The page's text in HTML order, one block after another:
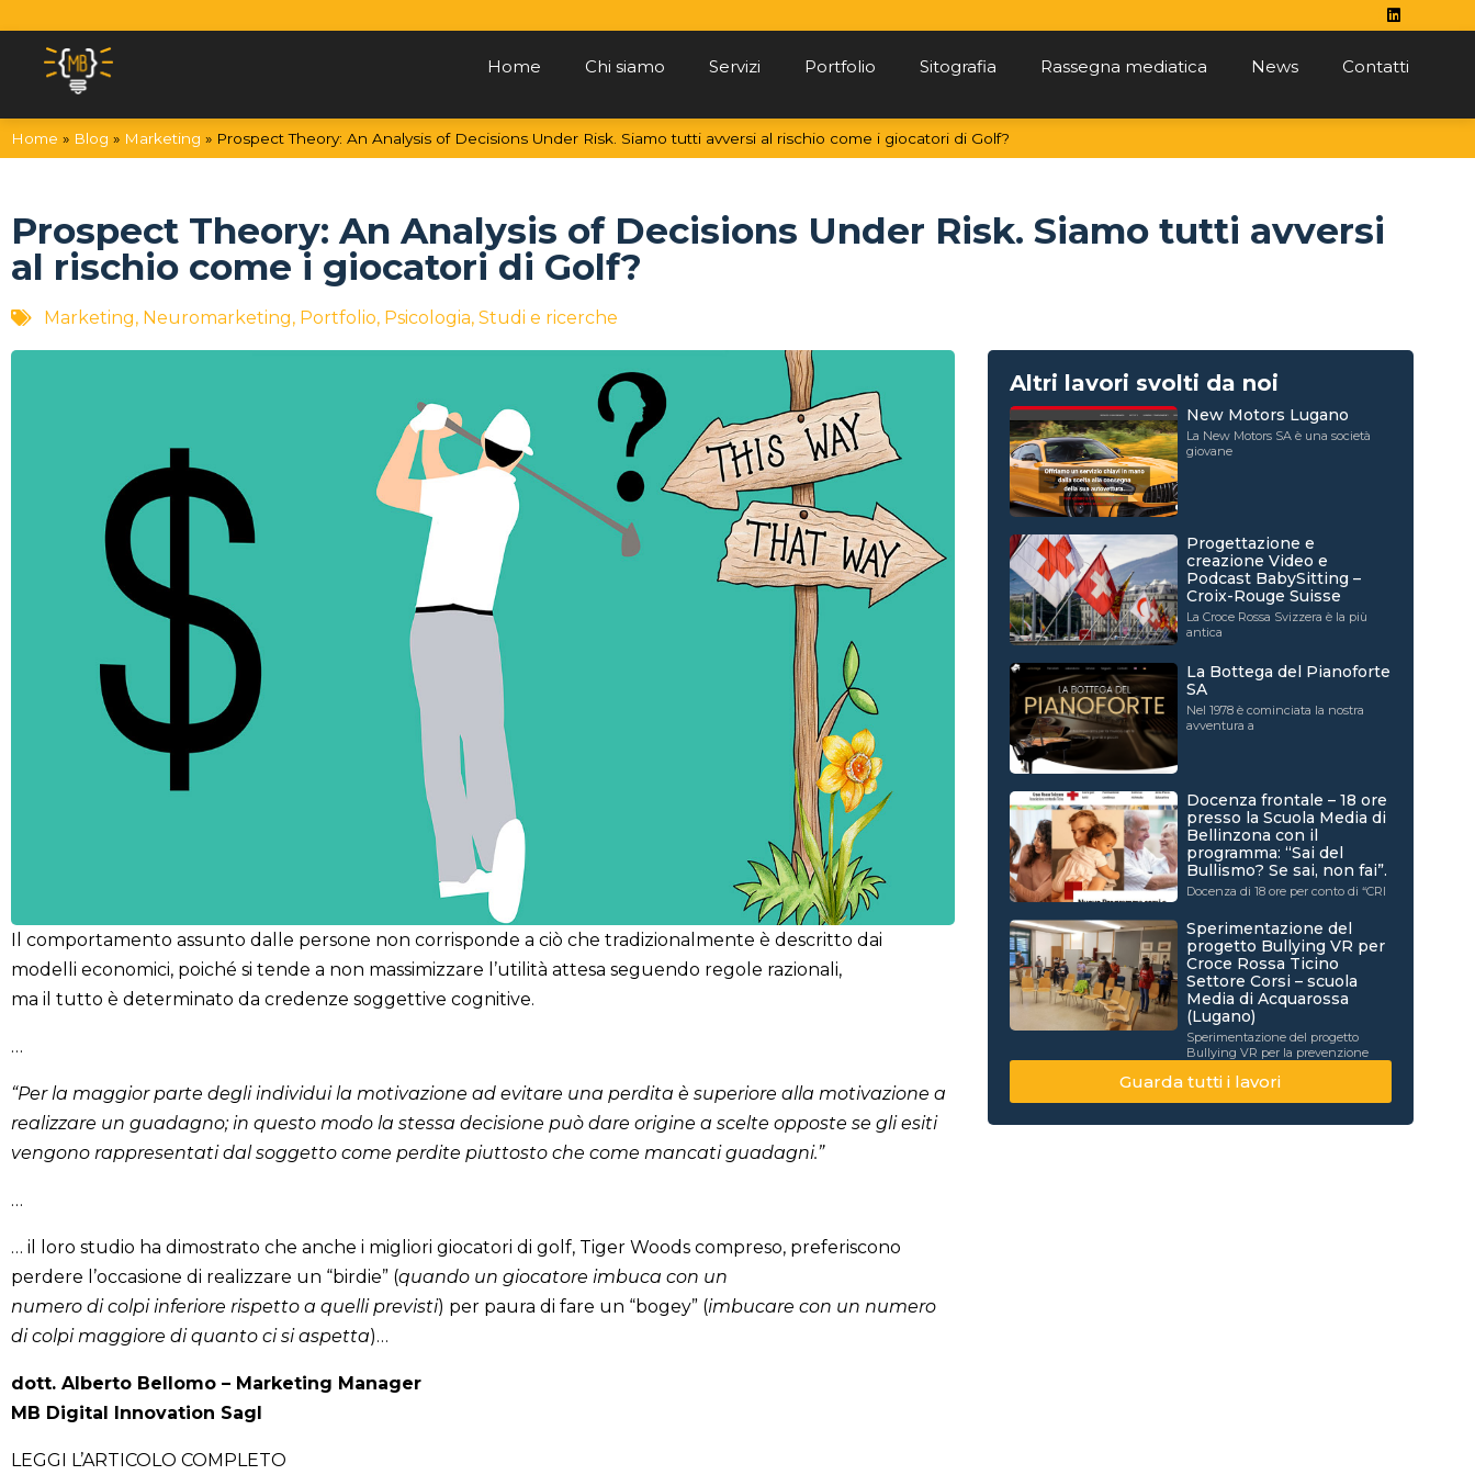
Home Chi siamo Servizi Portfolio Sitografia Rassegna mediatica News Contatti
Home » Blog » Marketing » Prospect Theory: An Analysis of Decisions Under Risk. Siamo tutti avversi al rischio come i giocatori di Golf?
Prospect Theory: An Analysis of Decisions Under Risk. Siamo tutti avversi
al rischio come i giocatori di Golf?
Marketing, Neuromarketing, Portfolio, Psicologia, Studi e ricerche
Il comportamento assunto dalle persone non corrisponde a ciò che tradizionalmente è descritto dai
modelli economici, poiché si tende a non massimizzare l’utilità attesa seguendo regole razionali,
ma il tutto è determinato da credenze soggettive cognitive.
…
“Per la maggior parte degli individui la motivazione ad evitare una perdita è superiore alla motivazione a
realizzare un guadagno; in questo modo la stessa decisione può dare origine a scelte opposte se gli esiti
vengono rappresentati dal soggetto come perdite piuttosto che come mancati guadagni.”
…
… il loro studio ha dimostrato che anche i migliori giocatori di golf, Tiger Woods compreso, preferiscono
perdere l’occasione di realizzare un “birdie” (quando un giocatore imbuca con un
numero di colpi inferiore rispetto a quelli previsti) per paura di fare un “bogey” (imbucare con un numero
di colpi maggiore di quanto ci si aspetta)…
dott. Alberto Bellomo – Marketing Manager
MB Digital Innovation Sagl
LEGGI L’ARTICOLO COMPLETO
Altri lavori svolti da noi
New Motors Lugano
La New Motors SA è una società
giovane
Progettazione e
creazione Video e
Podcast BabySitting –
Croix-Rouge Suisse
La Croce Rossa Svizzera è la più
antica
La Bottega del Pianoforte
SA
Nel 1978 è cominciata la nostra
avventura a
Docenza frontale – 18 ore
presso la Scuola Media di
Bellinzona con il
programma: “Sai del
Bullismo? Se sai, non fai”.
Docenza di 18 ore per conto di “CRI
Sperimentazione del
progetto Bullying VR per
Croce Rossa Ticino
Settore Corsi – scuola
Media di Acquarossa
(Lugano)
Sperimentazione del progetto
Bullying VR per la prevenzione
Guarda tutti i lavori